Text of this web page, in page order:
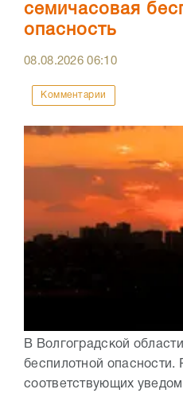
семичасовая
опасность
08.08.202606:10
Комментарии
В Волгоградской
беспилотной опасности.
соответствующих